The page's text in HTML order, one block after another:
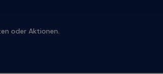
oder Aktionen.